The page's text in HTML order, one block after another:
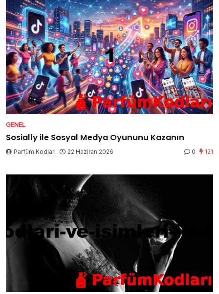
GENEL
Sosially ile Sosyal Medya Oyununu Kazanın
Parfüm Kodları 22 Haziran 2026 0 121